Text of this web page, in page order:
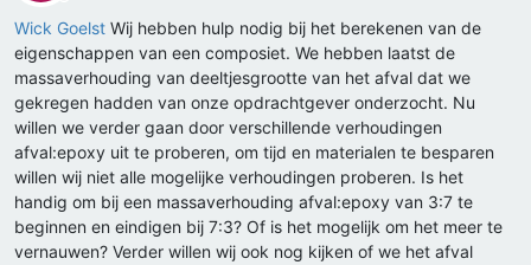
Offline
Wick Goelst Wij hebben hulp nodig bij het berekenen van de
eigenschappen van een composiet. We hebben laatst de
massaverhouding van deeltjesgrootte van het afval dat we
gekregen hadden van onze opdrachtgever onderzocht. Nu
willen we verder gaan door verschillende verhoudingen
afval:epoxy uit te proberen, om tijd en materialen te besparen
willen wij niet alle mogelijke verhoudingen proberen. Is het
handig om bij een massaverhouding afval:epoxy van 3:7 te
beginnen en eindigen bij 7:3? Of is het mogelijk om het meer te
vernauwen? Verder willen wij ook nog kijken of we het afval